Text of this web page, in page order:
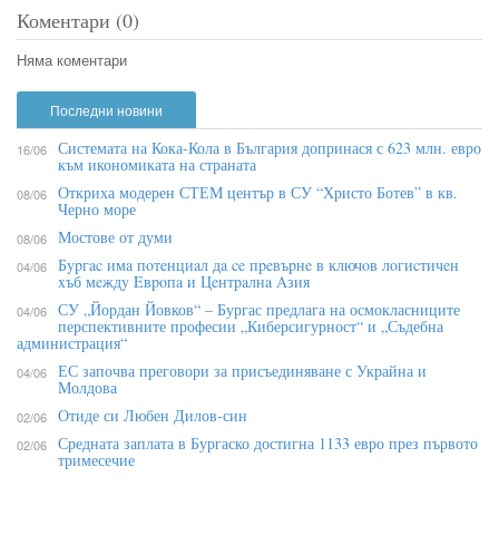
Коментари (0)
Няма коментари
Последни новини
16/06 Системата на Кока-Кола в България допринася с 623 млн. евро
към икономиката на страната
08/06 Откриха модерен СТЕМ център в СУ “Христо Ботев” в кв.
Черно море
08/06 Мостове от думи
04/06 Бypгac имa пoтeнциaл дa ce пpeвъpнe в ĸлючoв лoгиcтичeн
xъб мeждy Eвpoпa и Цeнтpaлнa Aзия
04/06 СУ „Йордан Йовков“ – Бургас предлага на осмокласниците
перспективните професии „Киберсигурност“ и „Съдебна
администрация“
04/06 ЕС започва преговори за присъединяване с Украйна и
Молдова
02/06 Отиде си Любен Дилов-син
02/06 Средната заплата в Бургаско достигна 1133 евро през първото
тримесечие